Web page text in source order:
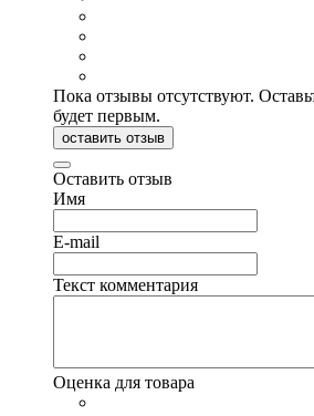
Пока отзывы отсутствуют.
будет первым.
оставить отзыв
Оставить отзыв
Имя
E-mail
Текст комментария
Оценка для товара